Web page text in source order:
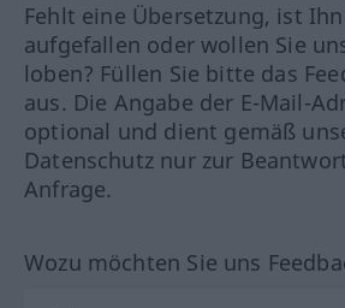
Fehlt eine Übersetzung, ist
aufgefallen oder wollen Sie
loben? Füllen Sie bitte das
aus. Die Angabe der E-Mail-
optional und dient gemäß
Datenschutz nur zur
Anfrage.
Wozu möchten Sie uns